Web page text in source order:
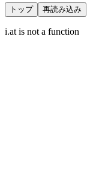
トップ 再読み込み
i.at is not a function